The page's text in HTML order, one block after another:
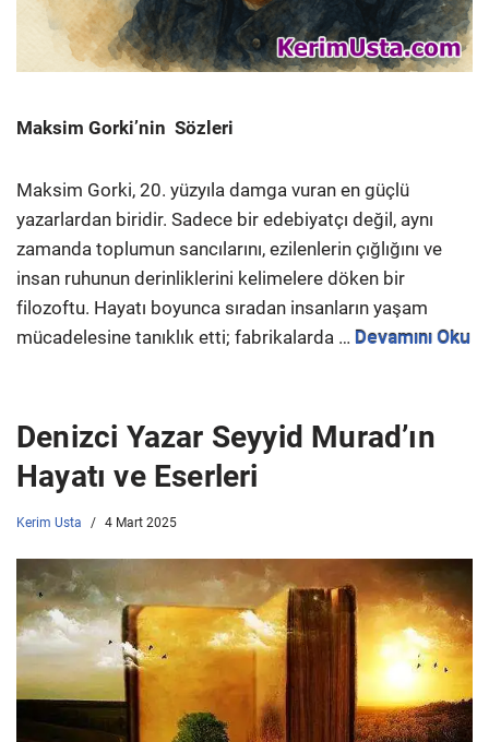
Maksim Gorki’nin Sözleri
Maksim Gorki, 20. yüzyıla damga vuran en güçlü
yazarlardan biridir. Sadece bir edebiyatçı değil, aynı
zamanda toplumun sancılarını, ezilenlerin çığlığını ve
insan ruhunun derinliklerini kelimelere döken bir
filozoftu. Hayatı boyunca sıradan insanların yaşam
mücadelesine tanıklık etti; fabrikalarda … Devamını Oku
Denizci Yazar Seyyid Murad’ın
Hayatı ve Eserleri
Kerim Usta 4 Mart 2025